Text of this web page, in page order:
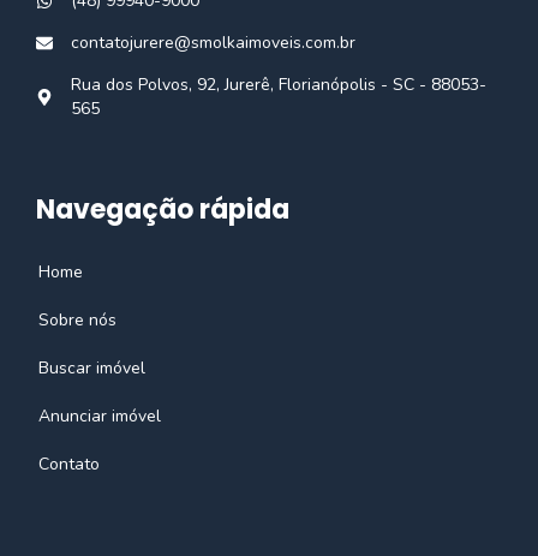
contatojurere@smolkaimoveis.com.br
Rua dos Polvos, 92, Jurerê, Florianópolis - SC - 88053-
565
Navegação rápida
Home
Sobre nós
Buscar imóvel
Anunciar imóvel
Contato